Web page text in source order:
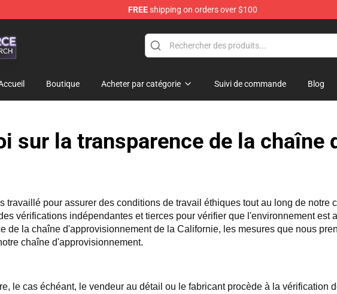
FREEshipping on orders over $100
Boutique Acheter par catégorie Suivi de commande Blog
sur la transparence de la chaîne
travaillé pour assurer des conditions de travail éthiques tout au long de
vérifications indépendantes et tierces pour vérifier que l'environnement est
de la chaîne d'approvisionnement de la Californie, les mesures que nous
chaîne d'approvisionnement.
le cas échéant, le vendeur au détail ou le fabricant procède à la vérification